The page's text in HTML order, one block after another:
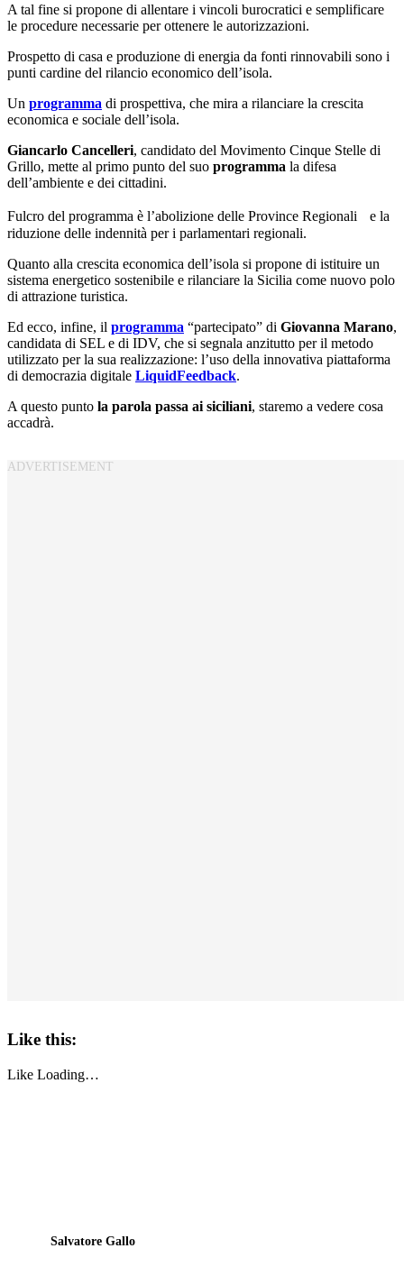
A tal fine si propone di allentare i vincoli burocratici e semplificare
le procedure necessarie per ottenere le autorizzazioni.
Prospetto di casa e produzione di energia da fonti rinnovabili sono i
punti cardine del rilancio economico dell’isola.
Un programma di prospettiva, che mira a rilanciare la crescita
economica e sociale dell’isola.
Giancarlo Cancelleri, candidato del Movimento Cinque Stelle di
Grillo, mette al primo punto del suo programma la difesa
dell’ambiente e dei cittadini.
Fulcro del programma è l’abolizione delle Province Regionali e la
riduzione delle indennità per i parlamentari regionali.
Quanto alla crescita economica dell’isola si propone di istituire un
sistema energetico sostenibile e rilanciare la Sicilia come nuovo polo
di attrazione turistica.
Ed ecco, infine, il programma “partecipato” di Giovanna Marano,
candidata di SEL e di IDV, che si segnala anzitutto per il metodo
utilizzato per la sua realizzazione: l’uso della innovativa piattaforma
di democrazia digitale LiquidFeedback.
A questo punto la parola passa ai siciliani, staremo a vedere cosa
accadrà.
Like this:
Like Loading…
Salvatore Gallo